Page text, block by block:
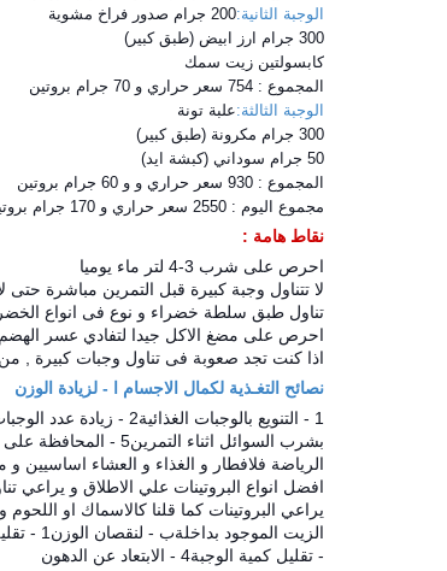
الوجبة الثانية:200 جرام صدور فراخ مشوية
300 جرام ارز ابيض (طبق كبير)
كابسولتين زيت سمك
المجموع : 754 سعر حراري و 70 جرام بروتين
الوجبة الثالثة:علبة تونة
300 جرام مكرونة (طبق كبير)
50 جرام سوداني (كبشة ايد)
المجموع : 930 سعر حراري و و 60 جرام بروتين
مجموع اليوم : 2550 سعر حراري و 170 جرام بروتين
نقاط هامة :
احرص على شرب 3-4 لتر ماء يوميا
لا تتناول وجبة كبيرة قبل التمرين مباشرة
تناول طبق سلطة خضراء و نوع فى انواع
احرص على مضغ الاكل جيدا لتفادي عسر الهضم
اذا كنت تجد صعوبة فى تناول وجبات كبيرة , من
نصائح التغـذية لكمال الاجسام ا - لزيادة الوزن
1 - التنويع بالوجبات الغذائية
2 - زيادة عدد الوجبات من 4 الى 5 وجبة بالوم
بشرب السوائل اثناء التمرين5 - المحافظة على عدم خلوه المعدة تماماً من الاكل ( الى مرحلة الجوع الشديد (
الرياضة فلافطار و الغذاء و العشاء اساسيين
افضل انواع البروتينات علي الاطلاق و يراعي
يراعي البروتينات كما قلنا كالاسماك او
الزيت الموجود بداخلةب - لنقصان الوزن 1 - تقليل عدد الوجبات من 2 الى 3 وجبة باليوم
- تقليل كمية الوجبة4 - الابتعاد عن الدهون